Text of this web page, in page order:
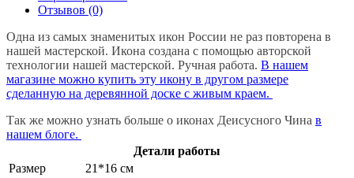
Отзывов (0)
Одна из самых знаменитых икон России не раз повторена в
нашей мастерской. Икона создана с помощью авторской
технологии нашей мастерской. Ручная работа. В нашем
магазине можно купить эту икону в другом размере
сделанную на деревянной доске с живым краем.
Так же можно узнать больше о иконах Деисусного Чина в
нашем блоге.
Детали работы
Размер
21*16 см